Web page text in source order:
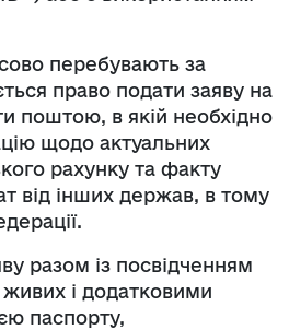
перебувають за
право подати заяву на
поштою, в якій необхідно
щодо актуальних
рахунку та факту
від інших держав, в тому
разом із посвідченням
і додатковими
паспорту,